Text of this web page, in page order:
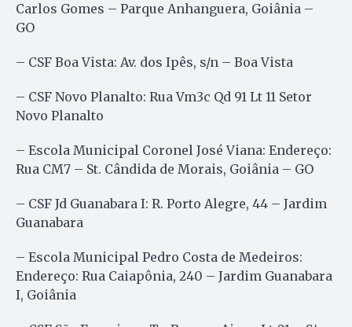
Carlos Gomes – Parque Anhanguera, Goiânia –
GO
– CSF Boa Vista: Av. dos Ipês, s/n – Boa Vista
– CSF Novo Planalto: Rua Vm3c Qd 91 Lt 11 Setor
Novo Planalto
– Escola Municipal Coronel José Viana: Endereço:
Rua CM7 – St. Cândida de Morais, Goiânia – GO
– CSF Jd Guanabara I: R. Porto Alegre, 44 – Jardim
Guanabara
– Escola Municipal Pedro Costa de Medeiros:
Endereço: Rua Caiapônia, 240 – Jardim Guanabara
I, Goiânia